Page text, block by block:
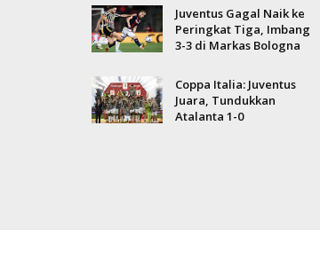
Juventus Gagal Naik ke
Peringkat Tiga, Imbang
3-3 di Markas Bologna
Coppa Italia: Juventus
Juara, Tundukkan
Atalanta 1-0